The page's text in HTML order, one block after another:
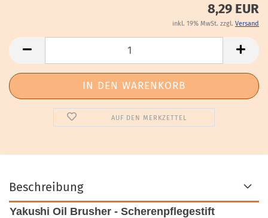
8,29 EUR
inkl. 19% MwSt. zzgl. Versand
AUF DEN MERKZETTEL
Beschreibung
Yakushi Oil Brusher - Scherenpflegestift